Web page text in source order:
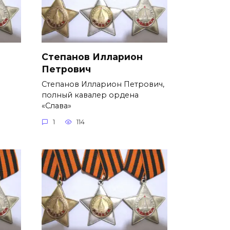
Степанов Илларион
Петрович
Степанов Илларион Петрович,
полный кавалер ордена
«Слава»
1 114